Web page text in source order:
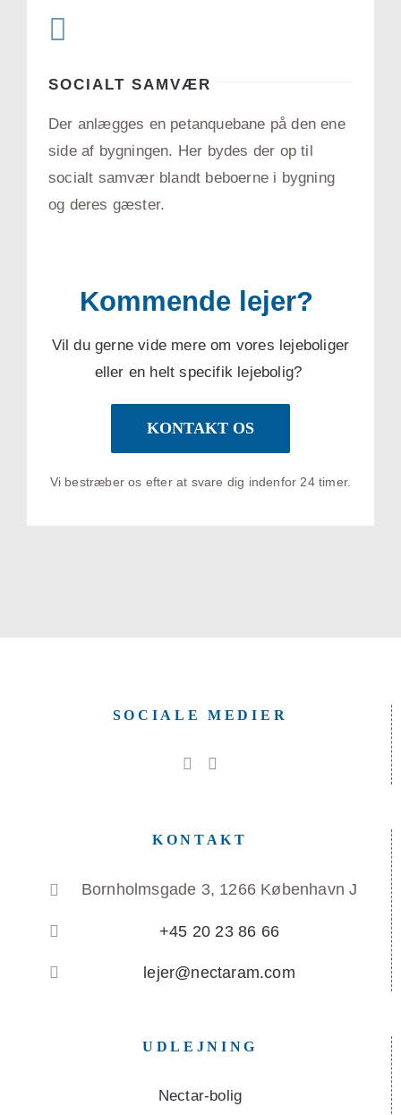
SOCIALT SAMVÆR
Der anlægges en petanquebane på den ene
side af bygningen. Her bydes der op til
socialt samvær blandt beboerne i bygning
og deres gæster.
Kommende lejer?
Vil du gerne vide mere om vores lejeboliger
eller en helt specifik lejebolig?
KONTAKT OS
Vi bestræber os efter at svare dig indenfor 24 timer.
SOCIALE MEDIER
KONTAKT
Bornholmsgade 3, 1266 København J
+45 20 23 86 66
lejer@nectaram.com
UDLEJNING
Nectar-bolig